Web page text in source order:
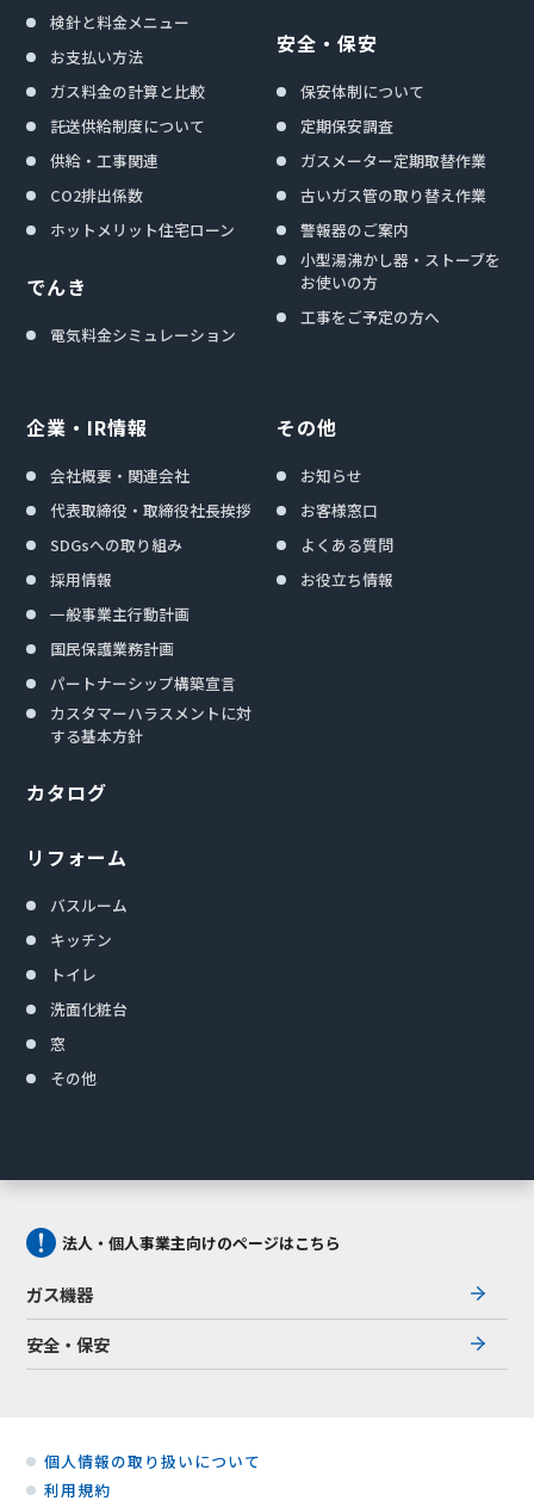
検針と料金メニュー
お支払い方法
ガス料金の計算と比較
託送供給制度について
供給・工事関連
CO2排出係数
ホットメリット住宅ローン
でんき
電気料金シミュレーション
安全・保安
保安体制について
定期保安調査
ガスメーター定期取替作業
古いガス管の取り替え作業
警報器のご案内
小型湯沸かし器・ストーブを
お使いの方
工事をご予定の方へ
企業・IR情報
会社概要・関連会社
代表取締役・取締役社長挨拶
SDGsへの取り組み
採用情報
一般事業主行動計画
国民保護業務計画
パートナーシップ構築宣言
カスタマーハラスメントに対
する基本方針
カタログ
リフォーム
バスルーム
キッチン
トイレ
洗面化粧台
窓
その他
その他
お知らせ
お客様窓口
よくある質問
お役立ち情報
法人・個人事業主向けのページはこちら
ガス機器
安全・保安
個人情報の取り扱いについて
利用規約